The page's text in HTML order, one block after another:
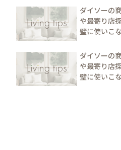
ダイソーの
や最寄り店
璧に使いこ
ダイソーの
や最寄り店
璧に使いこ